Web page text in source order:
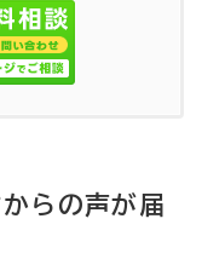
らの声が届